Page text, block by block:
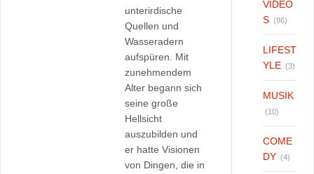
unterirdische
Quellen und
Wasseradern
aufspüren. Mit
zunehmendem
Alter begann sich
seine große
Hellsicht
auszubilden und
er hatte Visionen
von Dingen, die in
VIDEO
S (86)
LIFEST
YLE (3)
MUSIK
(10)
COME
DY (4)